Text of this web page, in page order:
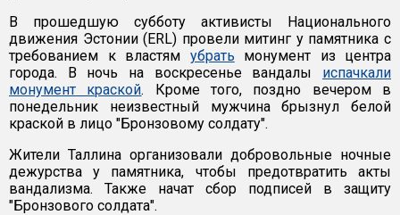
В прошедшую субботу активисты Национального
движения Эстонии (ERL) провели митинг у памятника с
требованием к властям убрать монумент из центра
города. В ночь на воскресенье вандалы испачкали
монумент краской. Кроме того, поздно вечером в
понедельник неизвестный мужчина брызнул белой
краской в лицо "Бронзовому солдату".
Жители Таллина организовали добровольные ночные
дежурства у памятника, чтобы предотвратить акты
вандализма. Также начат сбор подписей в защиту
"Бронзового солдата".